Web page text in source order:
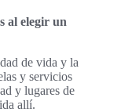
al elegir un
de vida y la
y servicios
y lugares de
allí.